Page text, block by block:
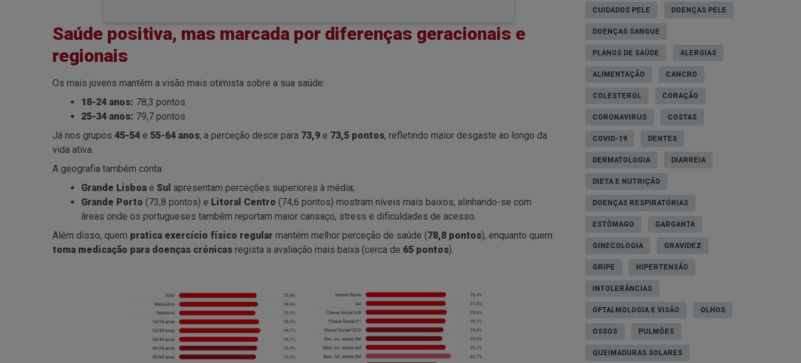
Saúde positiva, mas marcada por diferenças geracionais e
regionais
Os mais jovens mantêm a visão mais otimista sobre a sua saúde:
18-24 anos: 78,3 pontos
25-34 anos: 79,7 pontos
Já nos grupos 45-54 e 55-64 anos, a perceção desce para 73,9 e 73,5 pontos, refletindo maior desgaste ao longo da
vida ativa.
A geografia também conta:
Grande Lisboa e Sul apresentam perceções superiores à média;
Grande Porto (73,8 pontos) e Litoral Centro (74,6 pontos) mostram níveis mais baixos, alinhando-se com
áreas onde os portugueses também reportam maior cansaço, stress e dificuldades de acesso.
Além disso, quem pratica exercício físico regular mantém melhor perceção de saúde (78,8 pontos), enquanto quem
toma medicação para doenças crónicas regista a avaliação mais baixa (cerca de 65 pontos).
CUIDADOS PELE DOENÇAS PELE
DOENÇAS SANGUE
PLANOS DE SAÚDE ALERGIAS
ALIMENTAÇÃO CANCRO
COLESTEROL CORAÇÃO
CORONAVIRUS COSTAS
COVID-19 DENTES
DERMATOLOGIA DIARREIA
DIETA E NUTRIÇÃO
DOENÇAS RESPIRATÓRIAS
ESTÔMAGO GARGANTA
GINECOLOGIA GRAVIDEZ
GRIPE HIPERTENSÃO
INTOLERÂNCIAS
OFTALMOLOGIA E VISÃO OLHOS
OSSOS PULMÕES
QUEIMADURAS SOLARES